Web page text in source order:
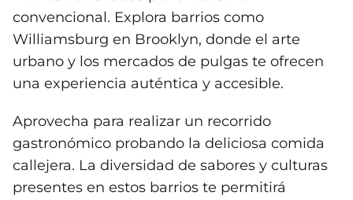
convencional. Explora barrios como
Williamsburg en Brooklyn, donde el arte
urbano y los mercados de pulgas te ofrecen
una experiencia auténtica y accesible.
Aprovecha para realizar un recorrido
gastronómico probando la deliciosa comida
callejera. La diversidad de sabores y culturas
presentes en estos barrios te permitirá